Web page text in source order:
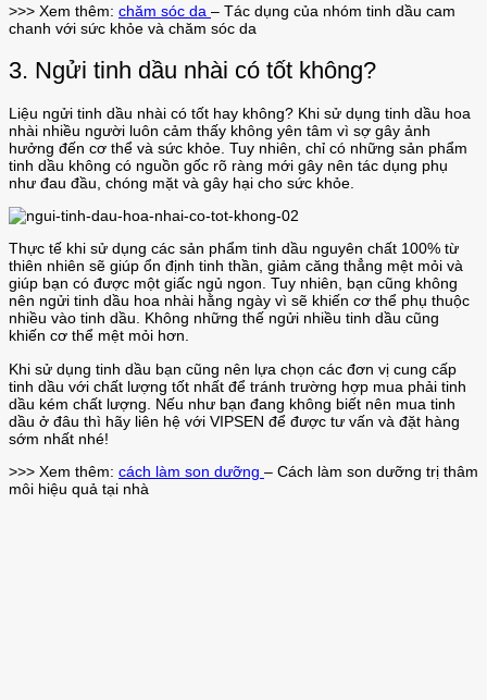
>>> Xem thêm: chăm sóc da – Tác dụng của nhóm tinh dầu cam
chanh với sức khỏe và chăm sóc da
3. Ngửi tinh dầu nhài có tốt không?
Liệu ngửi tinh dầu nhài có tốt hay không? Khi sử dụng tinh dầu hoa
nhài nhiều người luôn cảm thấy không yên tâm vì sợ gây ảnh
hưởng đến cơ thể và sức khỏe. Tuy nhiên, chỉ có những sản phẩm
tinh dầu không có nguồn gốc rõ ràng mới gây nên tác dụng phụ
như đau đầu, chóng mặt và gây hại cho sức khỏe.
Thực tế khi sử dụng các sản phẩm tinh dầu nguyên chất 100% từ
thiên nhiên sẽ giúp ổn định tinh thần, giảm căng thẳng mệt mỏi và
giúp bạn có được một giấc ngủ ngon. Tuy nhiên, bạn cũng không
nên ngửi tinh dầu hoa nhài hằng ngày vì sẽ khiến cơ thể phụ thuộc
nhiều vào tinh dầu. Không những thế ngửi nhiều tinh dầu cũng
khiến cơ thể mệt mỏi hơn.
Khi sử dụng tinh dầu bạn cũng nên lựa chọn các đơn vị cung cấp
tinh dầu với chất lượng tốt nhất để tránh trường hợp mua phải tinh
dầu kém chất lượng. Nếu như bạn đang không biết nên mua tinh
dầu ở đâu thì hãy liên hệ với VIPSEN để được tư vấn và đặt hàng
sớm nhất nhé!
>>> Xem thêm: cách làm son dưỡng – Cách làm son dưỡng trị thâm
môi hiệu quả tại nhà